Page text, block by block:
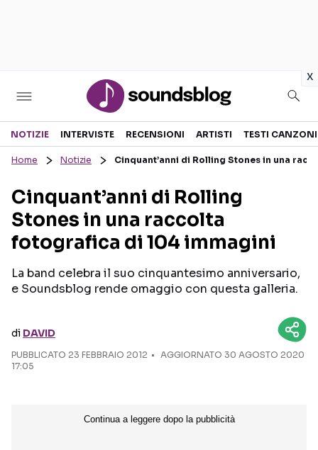
x
Sezioni
RECENSIONI MUSICALI
INTERVISTE
GOSSIP E CURIOSITÀ
TESTI CANZONI
TOUR ED EVENTI
TALENT SHOW
Seguici sui social
NOTIZIE INTERVISTE RECENSIONI ARTISTI TESTI CANZONI
Home Notizie Cinquant’anni di Rolling Stones in una
Cinquant’anni di Rolling
Stones in una raccolta
fotografica di 104 immagini
La band celebra il suo cinquantesimo anniversario,
e Soundsblog rende omaggio con questa galleria.
di DAVID
PUBBLICATO 23 FEBBRAIO 2012
AGGIORNATO 30 AGOSTO 2020
17:05